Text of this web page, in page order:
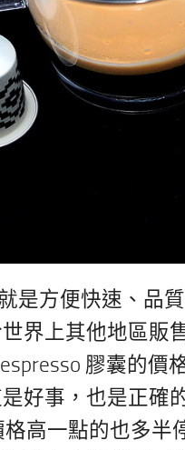
是方便快速、品
界上其他地區販
膠囊的
好事，也是正確
高一點的也多半